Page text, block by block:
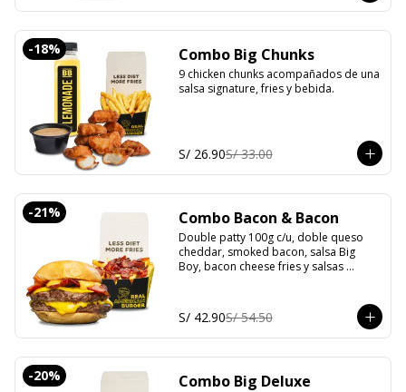
-18% Combo Big Chunks
9 chicken chunks acompañados de una
salsa signature, fries y bebida.
S/ 26.90S/ 33.00
-21% Combo Bacon & Bacon
Double patty 100g c/u, doble queso
cheddar, smoked bacon, salsa Big
Boy, bacon cheese fries y salsas
S/ 42.90S/ 54.50
-20% Combo Big Deluxe